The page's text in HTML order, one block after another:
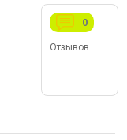
Отзывов
0